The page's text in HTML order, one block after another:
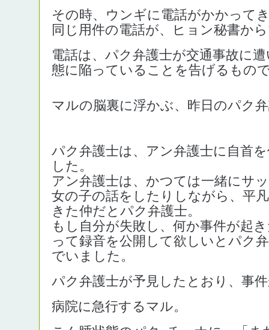
その時、ウンギに電話がかかって
同じ用件の電話が、ヒョン秘書か
電話は、パク弁護士が交通事故に
態に陥っていることを告げるもの
マルの脳裏に浮かぶ、昨日のパク
パク弁護士は、アン弁護士に自首
した。
アン弁護士は、かつては一緒にサ
女の子の話をしたりしながら、平
きた仲だとパク弁護士。
もし自分が失敗し、何か事件が起
って録音を公開して欲しいとパク
でいました。
パク弁護士が予見したとおり、事
病院に急行するマル。